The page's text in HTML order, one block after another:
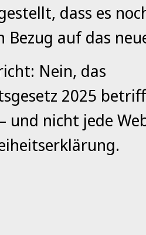
dass es
auf das
Nein, das
2025
und nicht jede